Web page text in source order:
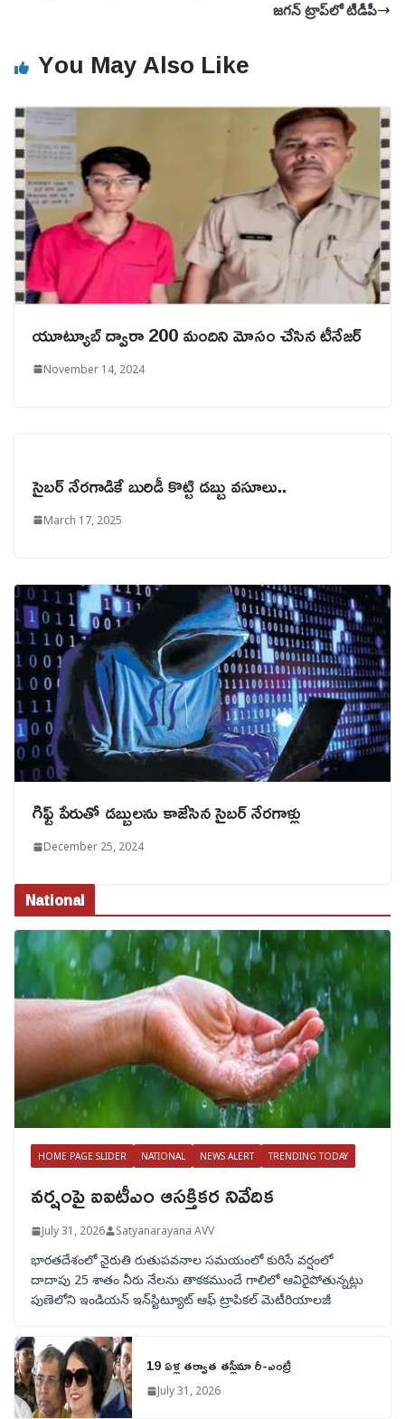
జగన్ ట్రాప్‌‌లో టీడీపీ
You May Also Like
యూట్యూబ్ ద్వారా 200 మందిని మోసం చేసిన టీనేజర్
November 14, 2024
సైబర్ నేరగాడికే బురిడీ కొట్టి డబ్బు వసూలు..
March 17, 2025
గిఫ్ట్ పేరుతో డబ్బులను కాజేసిన సైబర్ నేరగాళ్లు
December 25, 2024
National
HOME PAGE SLIDER NATIONAL NEWS ALERT TRENDING TODAY
వర్షంపై ఐఐటీఎం ఆసక్తికర నివేదిక
July 31, 2026 Satyanarayana AVV
భారతదేశంలో నైరుతి రుతుపవనాల సమయంలో కురిసే వర్షంలో
దాదాపు 25 శాతం నీరు నేలను తాకకముందే గాలిలో ఆవిరైపోతున్నట్లు
పుణెలోని ఇండియన్ ఇన్‌స్టిట్యూట్ ఆఫ్ ట్రాపికల్ మెటీరియాలజీ
19 ఏళ్ల తర్వాత తస్లీమా రీ-ఎంట్రీ
July 31, 2026